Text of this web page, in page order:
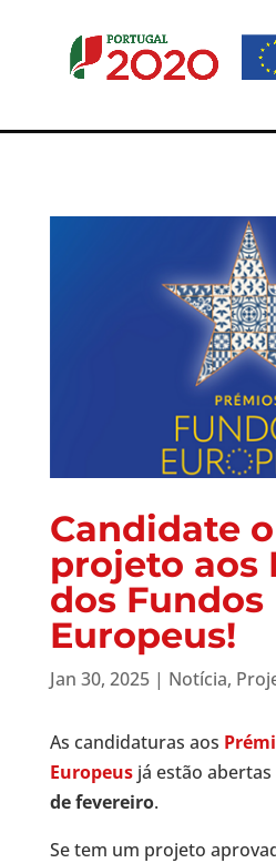
Candidate
projeto aos
dos Fundos
Europeus!
Jan 30, 2025| Notícia,
As candidaturas aos
Europeusjá estão
de fevereiro.
Se tem um projeto